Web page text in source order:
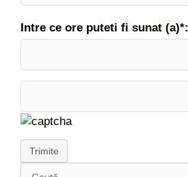
Intre ce ore puteti fi sunat (a)*:
Trimite